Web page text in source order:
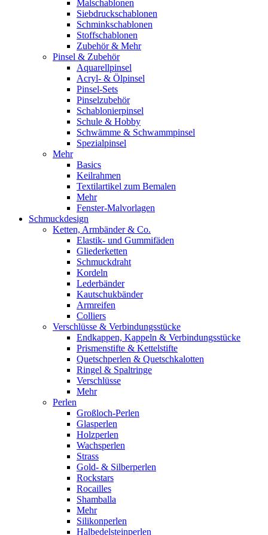
Malschablonen
Siebdruckschablonen
Schminkschablonen
Stoffschablonen
Zubehör & Mehr
Pinsel & Zubehör
Aquarellpinsel
Acryl- & Ölpinsel
Pinsel-Sets
Pinselzubehör
Schablonierpinsel
Schule & Hobby
Schwämme & Schwammpinsel
Spezialpinsel
Mehr
Basics
Keilrahmen
Textilartikel zum Bemalen
Mehr
Fenster-Malvorlagen
Schmuckdesign
Ketten, Armbänder & Co.
Elastik- und Gummifäden
Gliederketten
Schmuckdraht
Kordeln
Lederbänder
Kautschukbänder
Armreifen
Colliers
Verschlüsse & Verbindungsstücke
Endkappen, Kappeln & Verbindungsstücke
Prismenstifte & Kettelstifte
Quetschperlen & Quetschkalotten
Ringel & Spaltringe
Verschlüsse
Mehr
Perlen
Großloch-Perlen
Glasperlen
Holzperlen
Wachsperlen
Strass
Gold- & Silberperlen
Rockstars
Rocailles
Shamballa
Mehr
Silikonperlen
Halbedelsteinperlen